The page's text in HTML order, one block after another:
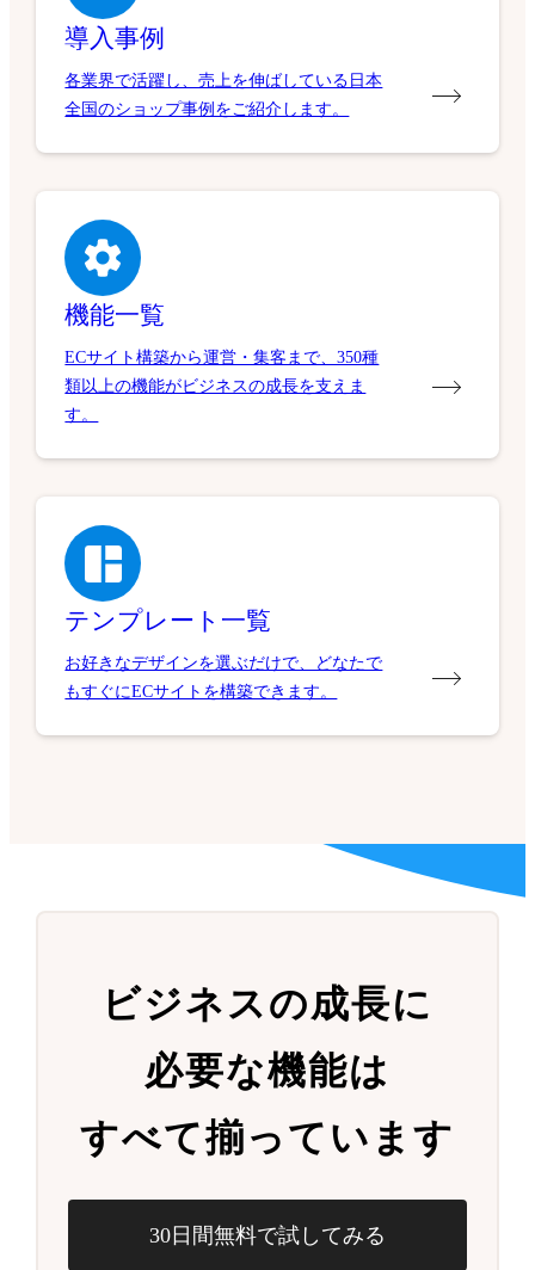
導入事例
各業界で活躍し、売上を伸ばしている日本
全国のショップ事例をご紹介します。
機能一覧
ECサイト構築から運営・集客まで、350種
類以上の機能がビジネスの成長を支えま
す。
テンプレート一覧
お好きなデザインを選ぶだけで、どなたで
もすぐにECサイトを構築できます。
ビジネスの成長に
必要な機能は
すべて揃っています
30日間無料で試してみる